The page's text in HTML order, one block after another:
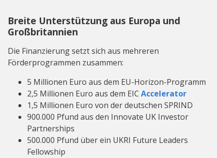
Breite Unterstützung aus Europa und
Großbritannien
Die Finanzierung setzt sich aus mehreren
Förderprogrammen zusammen:
5 Millionen Euro aus dem EU-Horizon-Programm
2,5 Millionen Euro aus dem EIC Accelerator
1,5 Millionen Euro von der deutschen SPRIND
900.000 Pfund aus den Innovate UK Investor
Partnerships
500.000 Pfund über ein UKRI Future Leaders
Fellowship